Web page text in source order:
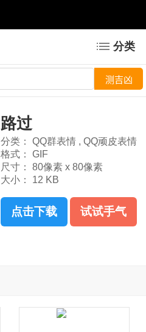
分类
路过
分类： QQ群表情 , QQ顽皮表情
格式：
GIF
尺寸：
80像素 x 80像素
大小：
12 KB
点击下载 试试手气